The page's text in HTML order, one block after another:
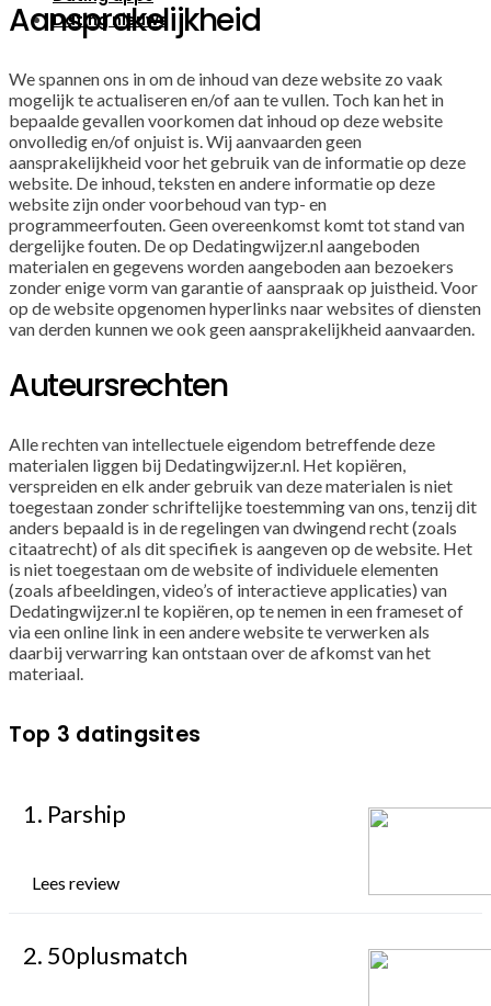
Dating nieuws
Aansprakelijkheid
We spannen ons in om de inhoud van deze website zo vaak
mogelijk te actualiseren en/of aan te vullen. Toch kan het in
bepaalde gevallen voorkomen dat inhoud op deze website
onvolledig en/of onjuist is. Wij aanvaarden geen
aansprakelijkheid voor het gebruik van de informatie op deze
website. De inhoud, teksten en andere informatie op deze
website zijn onder voorbehoud van typ- en
programmeerfouten. Geen overeenkomst komt tot stand van
dergelijke fouten. De op Dedatingwijzer.nl aangeboden
materialen en gegevens worden aangeboden aan bezoekers
zonder enige vorm van garantie of aanspraak op juistheid. Voor
op de website opgenomen hyperlinks naar websites of diensten
van derden kunnen we ook geen aansprakelijkheid aanvaarden.
Auteursrechten
Alle rechten van intellectuele eigendom betreffende deze
materialen liggen bij Dedatingwijzer.nl. Het kopiëren,
verspreiden en elk ander gebruik van deze materialen is niet
toegestaan zonder schriftelijke toestemming van ons, tenzij dit
anders bepaald is in de regelingen van dwingend recht (zoals
citaatrecht) of als dit specifiek is aangeven op de website. Het
is niet toegestaan om de website of individuele elementen
(zoals afbeeldingen, video’s of interactieve applicaties) van
Dedatingwijzer.nl te kopiëren, op te nemen in een frameset of
via een online link in een andere website te verwerken als
daarbij verwarring kan ontstaan over de afkomst van het
materiaal.
Top 3 datingsites
1. Parship
Lees review
2. 50plusmatch